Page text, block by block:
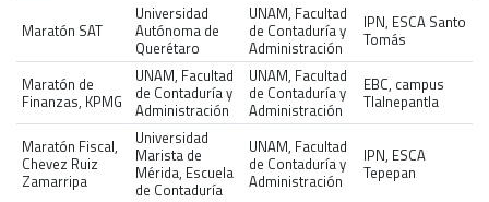
Maratón SAT
Universidad
Autónoma de
Querétaro
UNAM, Facultad
de Contaduría y
Administración
IPN, ESCA Santo
Tomás
Maratón de
Finanzas, KPMG
UNAM, Facultad
de Contaduría y
Administración
UNAM, Facultad
de Contaduría y
Administración
EBC, campus
Tlalnepantla
Maratón Fiscal,
Chevez Ruiz
Zamarripa
Universidad
Marista de
Mérida, Escuela
de Contaduría
UNAM, Facultad
de Contaduría y
Administración
IPN, ESCA
Tepepan